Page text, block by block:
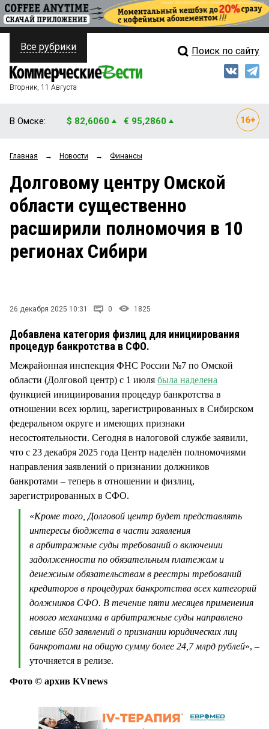
ПОЛИТИКА
ФИНАНСЫ
ОБЩЕСТВО
ЗАКОН
НОВОСТИ КОМПАНИЙ
Свежий выпуск
Рейтинги
Блоги
Архив
Все рубрики Поиск по сайту
Вторник, 11 Августа
В Омске: $ 82,6060 € 95,2860
Главная → Новости → Финансы
Долговому центру Омской
области существенно
расширили полномочия в 10
регионах Сибири
26 декабря 2025 10:31 0 1825
Добавлена категория физлиц для инициирования
процедур банкротства в СФО.
Межрайонная инспекция ФНС России №7 по Омской
области (Долговой центр) с 1 июля была наделена
функцией инициирования процедур банкротства в
отношении всех юрлиц, зарегистрированных в Сибирском
федеральном округе и имеющих признаки
несостоятельности. Сегодня в налоговой службе заявили,
что с 23 декабря 2025 года Центр наделён полномочиями
направления заявлений о признании должников
банкротами – теперь в отношении и физлиц,
зарегистрированных в СФО.
«Кроме того, Долговой центр будет представлять
интересы бюджета в части заявления
в арбитражные суды требований о включении
задолженности по обязательным платежам и
денежным обязательствам в реестры требований
кредиторов в процедурах банкротства всех категорий
должников СФО. В течение пяти месяцев применения
нового механизма в арбитражные суды направлено
свыше 650 заявлений о признании юридических лиц
банкротами на общую сумму более 24,7 млрд рублей», –
уточняется в релизе.
Фото © архив KVnews